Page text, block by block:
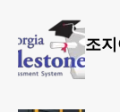
조